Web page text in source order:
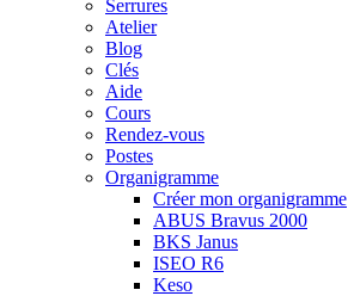
Serrures
Atelier
Blog
Clés
Aide
Cours
Rendez-vous
Postes
Organigramme
Créer mon organigramme
ABUS Bravus 2000
BKS Janus
ISEO R6
Keso